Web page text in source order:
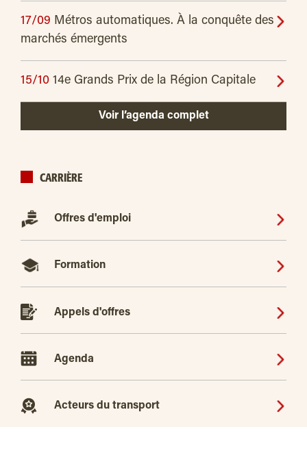
17/09 Métros automatiques. À la conquête des
marchés émergents
15/10 14e Grands Prix de la Région Capitale
Voir l’agenda complet
CARRIÈRE
Offres d'emploi
Formation
Appels d'offres
Agenda
Acteurs du transport